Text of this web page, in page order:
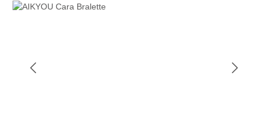
Bildergalerie überspringen